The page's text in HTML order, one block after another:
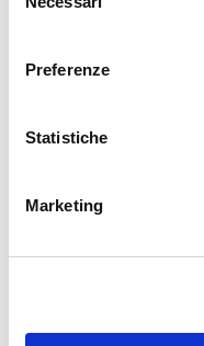
del
Preferenze
Statistiche
Marketing